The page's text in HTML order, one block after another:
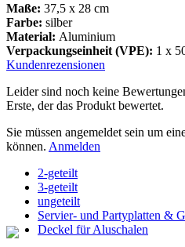
Maße: 37,5 x 28 cm
Farbe: silber
Material: Aluminium
Verpackungseinheit (VPE): 1 x
Kundenrezensionen
Leider sind noch keine
Erste, der das Produkt bewertet.
Sie müssen angemeldet sein um
können. Anmelden
2-geteilt
3-geteilt
ungeteilt
Servier- und Partyplatten &
Deckel für Aluschalen